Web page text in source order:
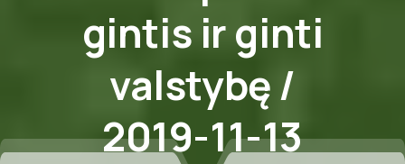
gintis irginti
valstybę/
2019-11-13